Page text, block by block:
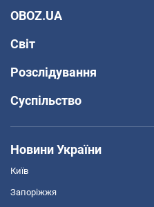
OBOZ.UA
Світ
Розслідування
Суспільство
Новини України
Київ
Запоріжжя